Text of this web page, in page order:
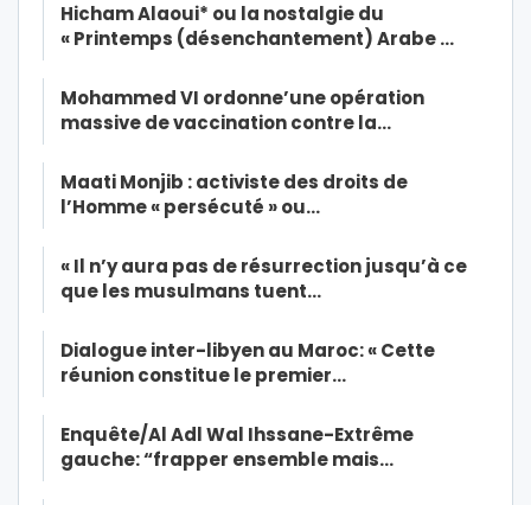
Hicham Alaoui* ou la nostalgie du
« Printemps (désenchantement) Arabe …
Mohammed VI ordonne’une opération
massive de vaccination contre la…
Maati Monjib : activiste des droits de
l’Homme « persécuté » ou…
« Il n’y aura pas de résurrection jusqu’à ce
que les musulmans tuent…
Dialogue inter-libyen au Maroc: « Cette
réunion constitue le premier…
Enquête/Al Adl Wal Ihssane-Extrême
gauche: “frapper ensemble mais…